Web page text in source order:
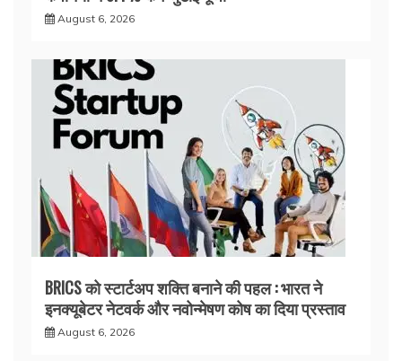
August 6, 2026
BRICS को स्टार्टअप शक्ति बनाने की पहल : भारत ने
इनक्यूबेटर नेटवर्क और नवोन्मेषण कोष का दिया प्रस्ताव
August 6, 2026